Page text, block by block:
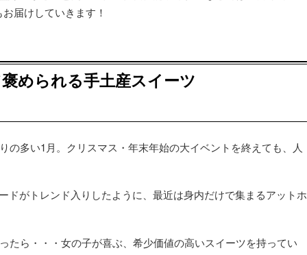
お届けしていきます！
められる手土産スイーツ
の多い1月。クリスマス・年末年始の大イベントを終えても、人
ドがトレンド入りしたように、最近は身内だけで集まるアットホ
たら・・・女の子が喜ぶ、希少価値の高いスイーツを持ってい